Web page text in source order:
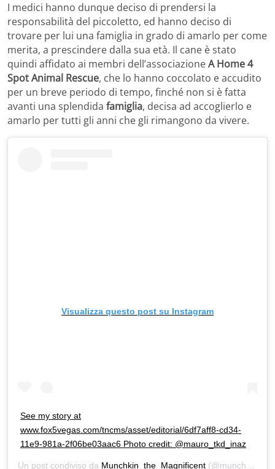
I medici hanno dunque deciso di prendersi la
responsabilità del piccoletto, ed hanno deciso di
trovare per lui una famiglia in grado di amarlo per come
merita, a prescindere dalla sua età. Il cane è stato
quindi affidato ai membri dell’associazioneA Home 4
Spot Animal Rescue, che lo hanno coccolato e accudito
per un breve periodo di tempo, finché non si è fatta
avanti una splendida famiglia, decisa ad accoglierlo e
amarlo per tutti gli anni che gli rimangono da vivere.
Visualizza questo post su Instagram
See my story at
www.fox5vegas.com/tncms/asset/editorial/6df7aff8-cd34-
11e9-981a-2f06be03aac6 Photo credit: @mauro_tkd_inaz
Un post condiviso da Munchkin_the_Magnificent (@munchkin_the_magnificent) in data: